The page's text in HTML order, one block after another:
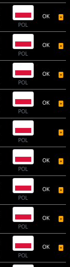
POL
OK
POL
OK
POL
OK
POL
OK
POL
POL
OK
POL
OK
POL
OK
POL
OK